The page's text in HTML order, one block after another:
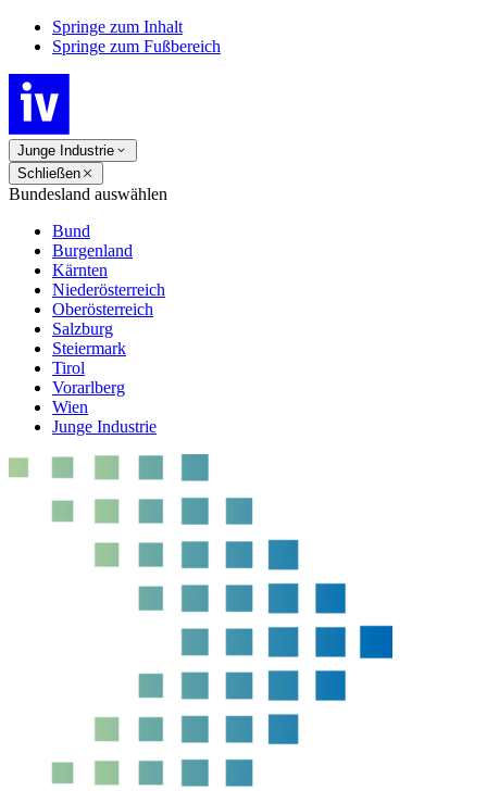
Springe zum Inhalt
Springe zum Fußbereich
Junge Industrie
Schließen
Bundesland auswählen
Bund
Burgenland
Kärnten
Niederösterreich
Oberösterreich
Salzburg
Steiermark
Tirol
Vorarlberg
Wien
Junge Industrie